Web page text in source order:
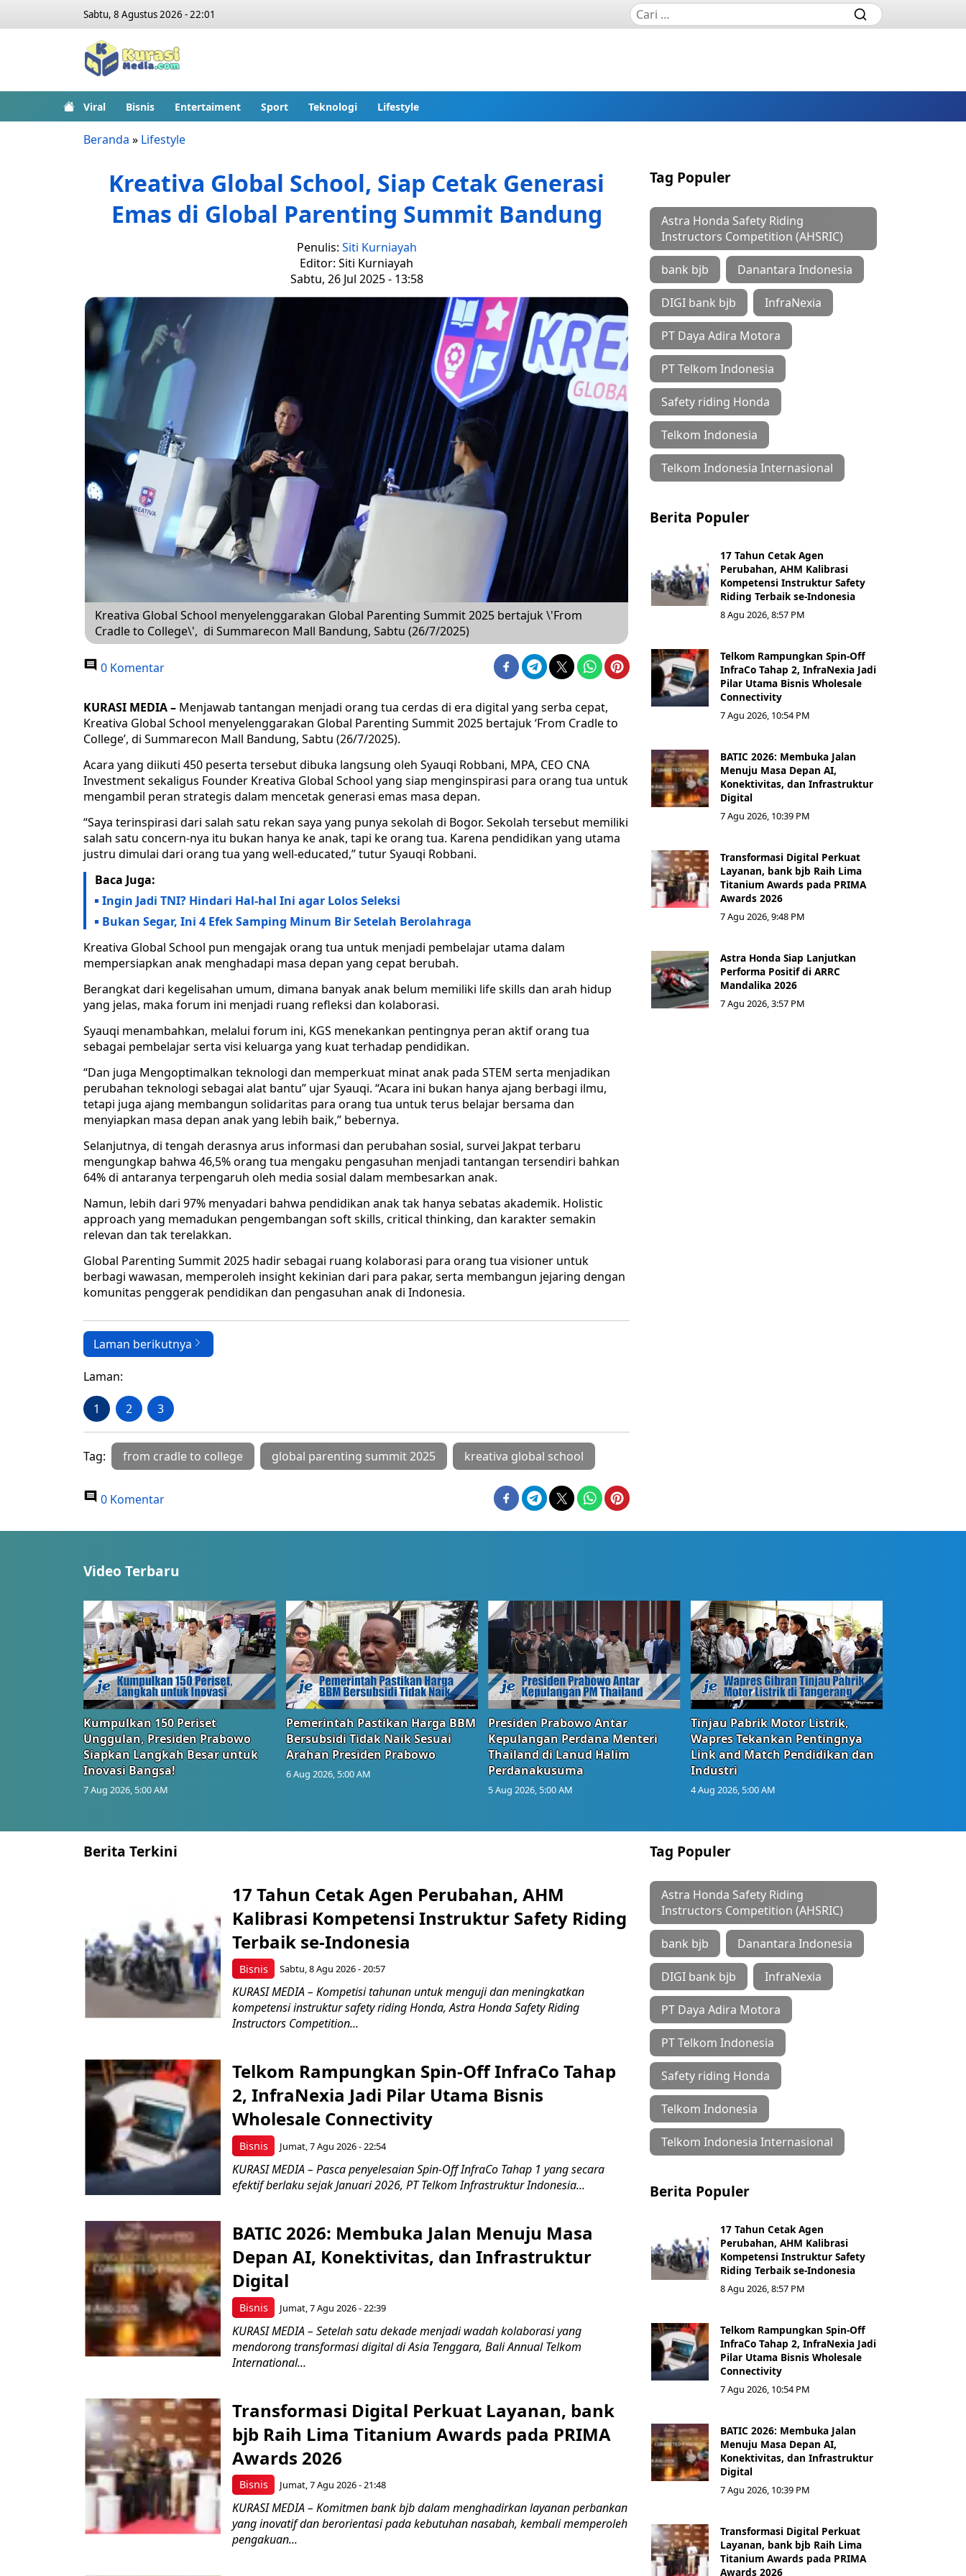
Sabtu, 8 Agustus 2026 - 22:01
Viral Bisnis Entertaiment Sport Teknologi Lifestyle
Beranda » Lifestyle
Kreativa Global School, Siap Cetak Generasi
Emas di Global Parenting Summit Bandung
Penulis: Siti Kurniayah
Editor: Siti Kurniayah
Sabtu, 26 Jul 2025 - 13:58
Kreativa Global School menyelenggarakan Global Parenting Summit 2025 bertajuk \'From
Cradle to College\', di Summarecon Mall Bandung, Sabtu (26/7/2025)
0 Komentar
KURASI MEDIA – Menjawab tantangan menjadi orang tua cerdas di era digital yang serba cepat,
Kreativa Global School menyelenggarakan Global Parenting Summit 2025 bertajuk ‘From Cradle to
College’, di Summarecon Mall Bandung, Sabtu (26/7/2025).
Acara yang diikuti 450 peserta tersebut dibuka langsung oleh Syauqi Robbani, MPA, CEO CNA
Investment sekaligus Founder Kreativa Global School yang siap menginspirasi para orang tua untuk
mengambil peran strategis dalam mencetak generasi emas masa depan.
“Saya terinspirasi dari salah satu rekan saya yang punya sekolah di Bogor. Sekolah tersebut memiliki
salah satu concern-nya itu bukan hanya ke anak, tapi ke orang tua. Karena pendidikan yang utama
justru dimulai dari orang tua yang well-educated,” tutur Syauqi Robbani.
Baca Juga:
Ingin Jadi TNI? Hindari Hal-hal Ini agar Lolos Seleksi
Bukan Segar, Ini 4 Efek Samping Minum Bir Setelah Berolahraga
Kreativa Global School pun mengajak orang tua untuk menjadi pembelajar utama dalam
mempersiapkan anak menghadapi masa depan yang cepat berubah.
Berangkat dari kegelisahan umum, dimana banyak anak belum memiliki life skills dan arah hidup
yang jelas, maka forum ini menjadi ruang refleksi dan kolaborasi.
Syauqi menambahkan, melalui forum ini, KGS menekankan pentingnya peran aktif orang tua
sebagai pembelajar serta visi keluarga yang kuat terhadap pendidikan.
“Dan juga Mengoptimalkan teknologi dan memperkuat minat anak pada STEM serta menjadikan
perubahan teknologi sebagai alat bantu” ujar Syauqi. “Acara ini bukan hanya ajang berbagi ilmu,
tetapi juga ajang membangun solidaritas para orang tua untuk terus belajar bersama dan
menyiapkan masa depan anak yang lebih baik,” bebernya.
Selanjutnya, di tengah derasnya arus informasi dan perubahan sosial, survei Jakpat terbaru
mengungkap bahwa 46,5% orang tua mengaku pengasuhan menjadi tantangan tersendiri bahkan
64% di antaranya terpengaruh oleh media sosial dalam membesarkan anak.
Namun, lebih dari 97% menyadari bahwa pendidikan anak tak hanya sebatas akademik. Holistic
approach yang memadukan pengembangan soft skills, critical thinking, dan karakter semakin
relevan dan tak terelakkan.
Global Parenting Summit 2025 hadir sebagai ruang kolaborasi para orang tua visioner untuk
berbagi wawasan, memperoleh insight kekinian dari para pakar, serta membangun jejaring dengan
komunitas penggerak pendidikan dan pengasuhan anak di Indonesia.
Laman berikutnya
Laman:
1 2 3
Tag: from cradle to college global parenting summit 2025 kreativa global school
0 Komentar
Tag Populer
Astra Honda Safety Riding
Instructors Competition (AHSRIC)
bank bjb Danantara Indonesia
DIGI bank bjb InfraNexia
PT Daya Adira Motora
PT Telkom Indonesia
Safety riding Honda
Telkom Indonesia
Telkom Indonesia Internasional
Berita Populer
17 Tahun Cetak Agen
Perubahan, AHM Kalibrasi
Kompetensi Instruktur Safety
Riding Terbaik se-Indonesia
8 Agu 2026, 8:57 PM
Telkom Rampungkan Spin-Off
InfraCo Tahap 2, InfraNexia Jadi
Pilar Utama Bisnis Wholesale
Connectivity
7 Agu 2026, 10:54 PM
BATIC 2026: Membuka Jalan
Menuju Masa Depan AI,
Konektivitas, dan Infrastruktur
Digital
7 Agu 2026, 10:39 PM
Transformasi Digital Perkuat
Layanan, bank bjb Raih Lima
Titanium Awards pada PRIMA
Awards 2026
7 Agu 2026, 9:48 PM
Astra Honda Siap Lanjutkan
Performa Positif di ARRC
Mandalika 2026
7 Agu 2026, 3:57 PM
Video Terbaru
Kumpulkan 150 Periset
Unggulan, Presiden Prabowo
Siapkan Langkah Besar untuk
Inovasi Bangsa!
7 Aug 2026, 5:00 AM
Pemerintah Pastikan Harga BBM
Bersubsidi Tidak Naik Sesuai
Arahan Presiden Prabowo
6 Aug 2026, 5:00 AM
Presiden Prabowo Antar
Kepulangan Perdana Menteri
Thailand di Lanud Halim
Perdanakusuma
5 Aug 2026, 5:00 AM
Tinjau Pabrik Motor Listrik,
Wapres Tekankan Pentingnya
Link and Match Pendidikan dan
Industri
4 Aug 2026, 5:00 AM
Berita Terkini
Bisnis
17 Tahun Cetak Agen Perubahan, AHM
Kalibrasi Kompetensi Instruktur Safety Riding
Terbaik se-Indonesia
Sabtu, 8 Agu 2026 - 20:57
KURASI MEDIA – Kompetisi tahunan untuk menguji dan meningkatkan
kompetensi instruktur safety riding Honda, Astra Honda Safety Riding
Instructors Competition...
Bisnis
Telkom Rampungkan Spin-Off InfraCo Tahap
2, InfraNexia Jadi Pilar Utama Bisnis
Wholesale Connectivity
Jumat, 7 Agu 2026 - 22:54
KURASI MEDIA – Pasca penyelesaian Spin-Off InfraCo Tahap 1 yang secara
efektif berlaku sejak Januari 2026, PT Telkom Infrastruktur Indonesia...
Bisnis
BATIC 2026: Membuka Jalan Menuju Masa
Depan AI, Konektivitas, dan Infrastruktur
Digital
Jumat, 7 Agu 2026 - 22:39
KURASI MEDIA – Setelah satu dekade menjadi wadah kolaborasi yang
mendorong transformasi digital di Asia Tenggara, Bali Annual Telkom
International...
Bisnis
Transformasi Digital Perkuat Layanan, bank
bjb Raih Lima Titanium Awards pada PRIMA
Awards 2026
Jumat, 7 Agu 2026 - 21:48
KURASI MEDIA – Komitmen bank bjb dalam menghadirkan layanan perbankan
yang inovatif dan berorientasi pada kebutuhan nasabah, kembali memperoleh
pengakuan...
Tag Populer
Astra Honda Safety Riding
Instructors Competition (AHSRIC)
bank bjb Danantara Indonesia
DIGI bank bjb InfraNexia
PT Daya Adira Motora
PT Telkom Indonesia
Safety riding Honda
Telkom Indonesia
Telkom Indonesia Internasional
Berita Populer
17 Tahun Cetak Agen
Perubahan, AHM Kalibrasi
Kompetensi Instruktur Safety
Riding Terbaik se-Indonesia
8 Agu 2026, 8:57 PM
Telkom Rampungkan Spin-Off
InfraCo Tahap 2, InfraNexia Jadi
Pilar Utama Bisnis Wholesale
Connectivity
7 Agu 2026, 10:54 PM
BATIC 2026: Membuka Jalan
Menuju Masa Depan AI,
Konektivitas, dan Infrastruktur
Digital
7 Agu 2026, 10:39 PM
Transformasi Digital Perkuat
Layanan, bank bjb Raih Lima
Titanium Awards pada PRIMA
Awards 2026